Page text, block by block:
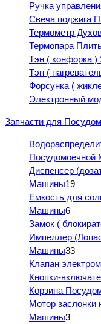
Ручка
Свеча поджига
Термометр
Термопара
Тэн ( конфорка )
Тэн (
Форсунка (
Электронный
Запчасти для
Диспенсер
Машины19
Емкость для
Машины6
Замок (
Импеллер
Машины33
Клапан
Кнопки-
Корзина
Мотор заслонки
Машины3